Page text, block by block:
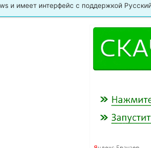
и имеет интерфейс с поддержкой